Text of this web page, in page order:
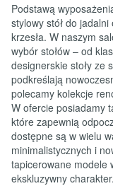
Podstawą
stylowy stół do
krzesła. W naszym
wybór stołów – od
designerskie stoły ze
podkreślają
polecamy kolekcje
W ofercie posiadamy
które zapewnią
dostępne są w wielu
minimalistycznych i
tapicerowane modele
ekskluzywny charakter.